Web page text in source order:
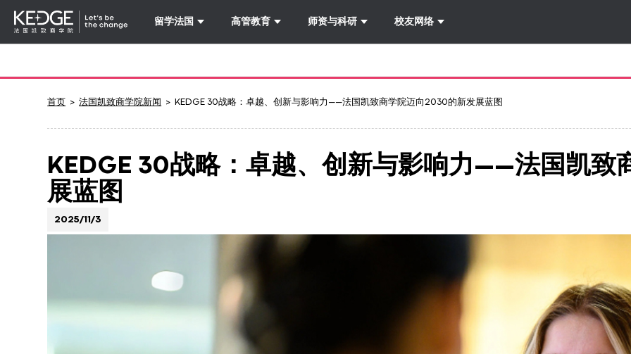
留学法国 高管教育 师资与科研 校友网络
首页 法国凯致商学院新闻 KEDGE 30战略：卓越、创新与影响力——法国凯致商学院迈向2030的新发展蓝图
KEDGE 30战略：卓越、创新与影响力——法国凯致
展蓝图
2025/11/3